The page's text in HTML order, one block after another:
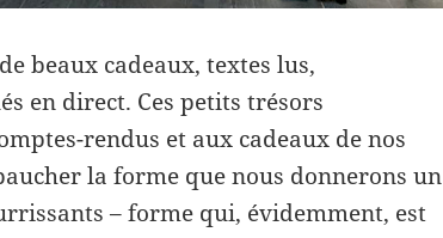
beaux cadeaux, textes lus,
en direct. Ces petits trésors
rendus et aux cadeaux de nos
la forme que nous donnerons un
– forme qui, évidemment, est